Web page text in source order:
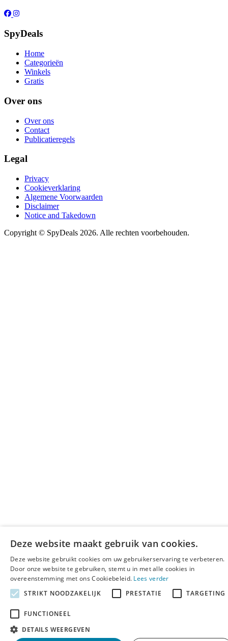
SpyDeals
Home
Categorieën
Winkels
Gratis
Over ons
Over ons
Contact
Publicatieregels
Legal
Privacy
Cookieverklaring
Algemene Voorwaarden
Disclaimer
Notice and Takedown
Copyright © SpyDeals 2026. Alle rechten voorbehouden.
Deze website maakt gebruik van cookies.
Deze website gebruikt cookies om uw gebruikerservaring te verbeteren.
Door onze website te gebruiken, stemt u in met alle cookies in
overeenstemming met ons Cookiebeleid. Lees verder
STRIKT NOODZAKELIJK
PRESTATIE TARGETING
FUNCTIONEEL
DETAILS WEERGEVEN